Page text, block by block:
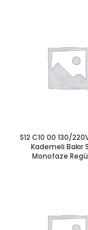
S12 C10 00 130/
Kademeli Bakır
Monofaze